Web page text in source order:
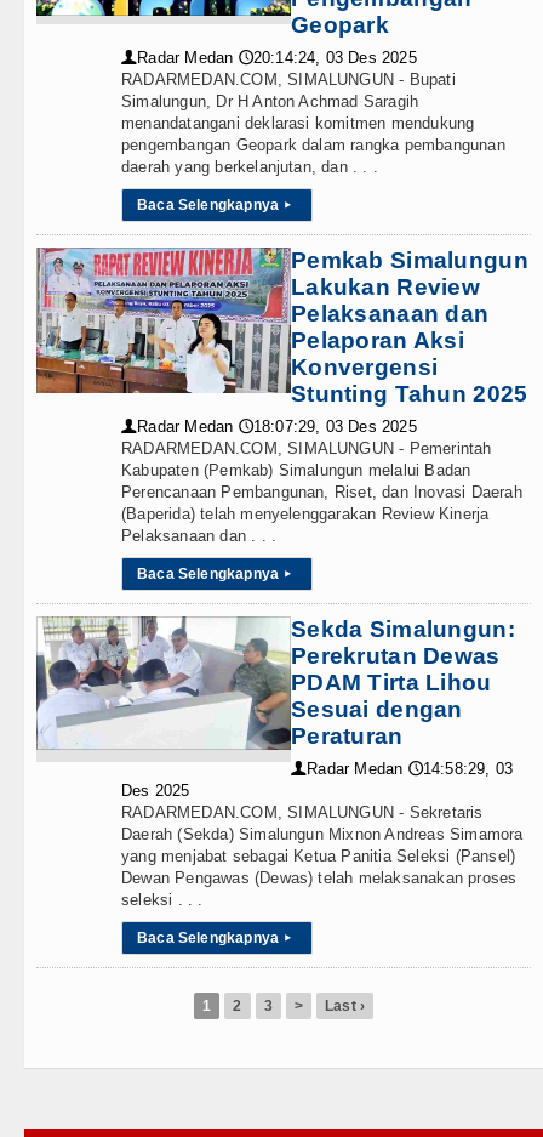
Geopark
👤 Radar Medan 🕔20:14:24, 03 Des 2025
RADARMEDAN.COM, SIMALUNGUN - Bupati
Simalungun, Dr H Anton Achmad Saragih
menandatangani deklarasi komitmen mendukung
pengembangan Geopark dalam rangka pembangunan
daerah yang berkelanjutan, dan . . .
Baca Selengkapnya ▸
Pemkab Simalungun
Lakukan Review
Pelaksanaan dan
Pelaporan Aksi
Konvergensi
Stunting Tahun 2025
👤 Radar Medan 🕔18:07:29, 03 Des 2025
RADARMEDAN.COM, SIMALUNGUN - Pemerintah
Kabupaten (Pemkab) Simalungun melalui Badan
Perencanaan Pembangunan, Riset, dan Inovasi Daerah
(Baperida) telah menyelenggarakan Review Kinerja
Pelaksanaan dan . . .
Baca Selengkapnya ▸
Sekda Simalungun:
Perekrutan Dewas
PDAM Tirta Lihou
Sesuai dengan
Peraturan
👤 Radar Medan 🕔14:58:29, 03
Des 2025
RADARMEDAN.COM, SIMALUNGUN - Sekretaris
Daerah (Sekda) Simalungun Mixnon Andreas Simamora
yang menjabat sebagai Ketua Panitia Seleksi (Pansel)
Dewan Pengawas (Dewas) telah melaksanakan proses
seleksi . . .
Baca Selengkapnya ▸
1 2 3 > Last ›